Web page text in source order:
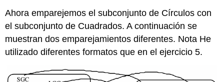
Ahora emparejemos el subconjunto de Círculos con
el subconjunto de Cuadrados. A continuación se
muestran dos emparejamientos diferentes. Nota He
utilizado diferentes formatos que en el ejercicio 5.